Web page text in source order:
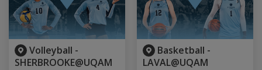
Volleyball -
SHERBROOKE@UQAM
Basketball -
LAVAL@UQAM